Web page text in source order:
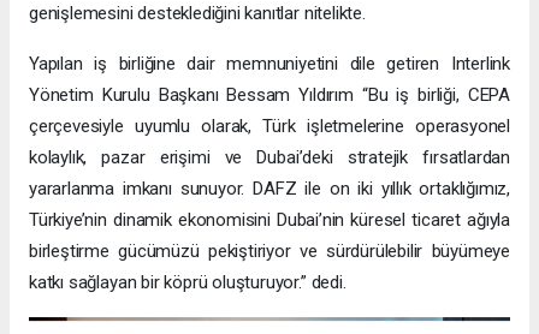
genişlemesini desteklediğini kanıtlar nitelikte.
Yapılan iş birliğine dair memnuniyetini dile getiren Interlink
Yönetim Kurulu Başkanı Bessam Yıldırım “Bu iş birliği, CEPA
çerçevesiyle uyumlu olarak, Türk işletmelerine operasyonel
kolaylık, pazar erişimi ve Dubai’deki stratejik fırsatlardan
yararlanma imkanı sunuyor. DAFZ ile on iki yıllık ortaklığımız,
Türkiye’nin dinamik ekonomisini Dubai’nin küresel ticaret ağıyla
birleştirme gücümüzü pekiştiriyor ve sürdürülebilir büyümeye
katkı sağlayan bir köprü oluşturuyor.” dedi.